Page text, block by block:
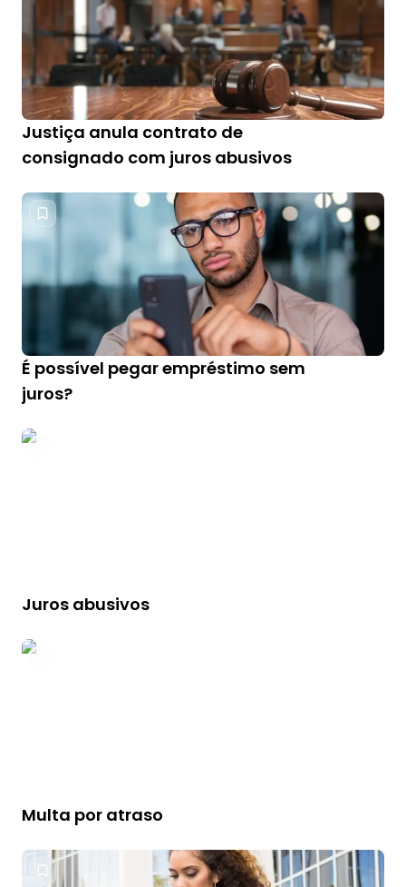
Justiça anula contrato de
consignado com juros abusivos
É possível pegar empréstimo sem
juros?
Juros abusivos
Multa por atraso